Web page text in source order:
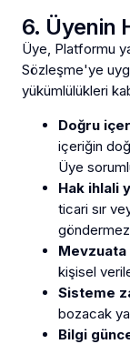
6. Üyenin
Üye, Platformu
Sözleşme'ye
yükümlülükleri
Doğru
içeriğin
Üye
Hak ihlali
ticari sır
Mevzuata
kişisel
Sisteme
bozacak
Bilgi